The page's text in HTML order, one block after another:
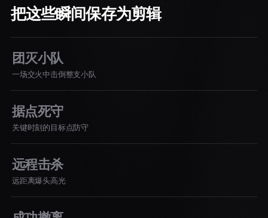
把这些瞬间保存为剪辑
团灭小队
一场交火中击倒整支小队
据点死守
关键时刻的目标点防守
远程击杀
远距离爆头高光